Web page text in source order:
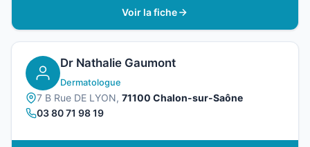
Voir la fiche
Dr Nathalie Gaumont
Dermatologue
7 B Rue DE LYON, 71100 Chalon-sur-Saône
03 80 71 98 19